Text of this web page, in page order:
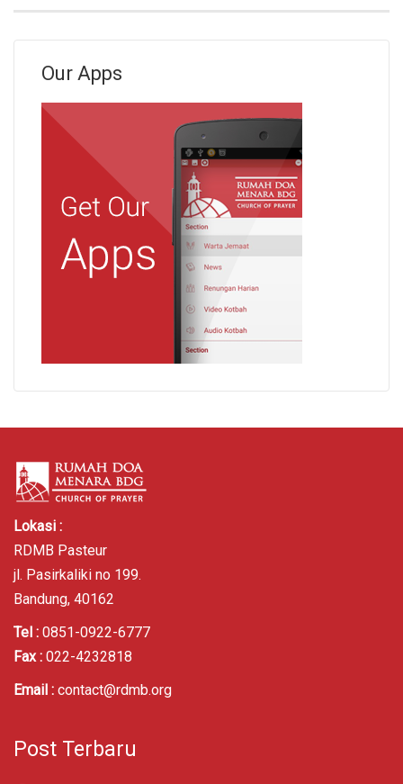
Our Apps
Lokasi :
RDMB Pasteur
jl. Pasirkaliki no 199.
Bandung, 40162
Tel : 0851-0922-6777
Fax : 022-4232818
Email : contact@rdmb.org
Post Terbaru